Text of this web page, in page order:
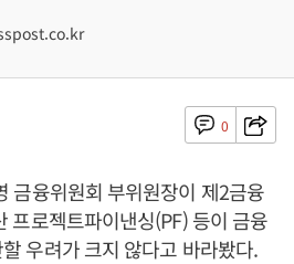
0
금융위원회 부위원장이 제2금융
프로젝트파이낸싱(PF) 등이 금융
우려가 크지 않다고 바라봤다.